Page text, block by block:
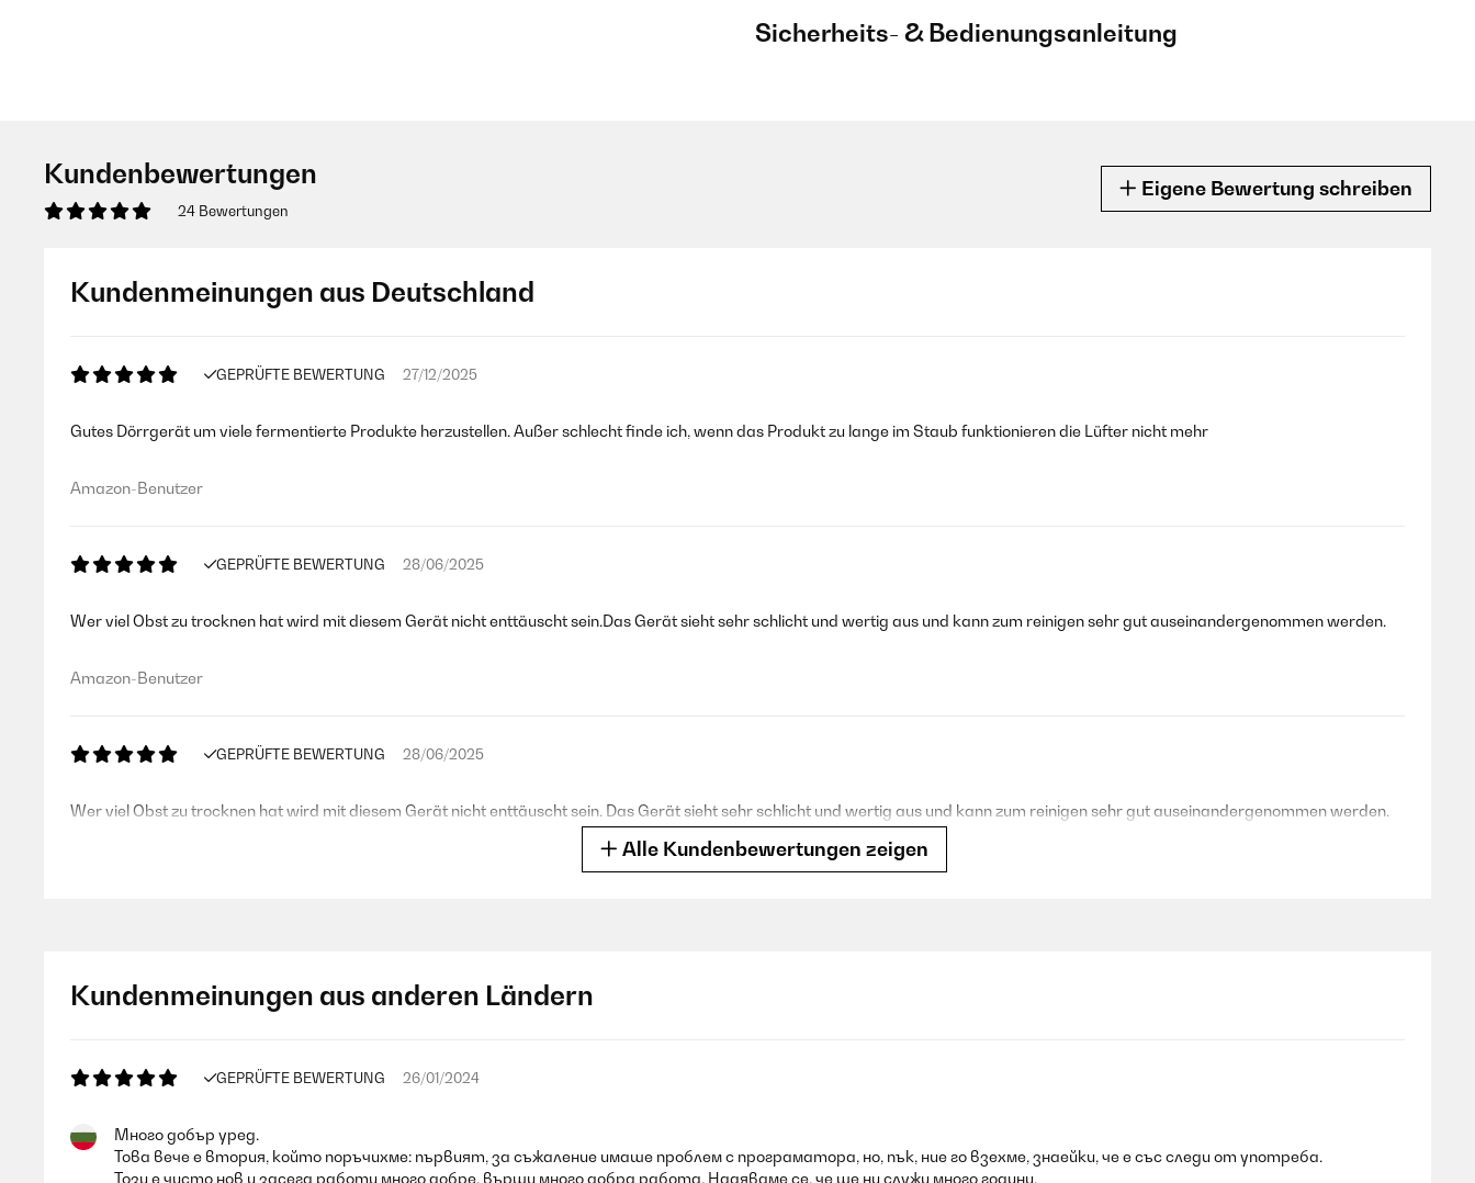
Sicherheits- & Bedienungsanleitung
Kundenbewertungen
24 Bewertungen
Eigene Bewertung schreiben
Kundenmeinungen aus Deutschland
GEPRÜFTE BEWERTUNG 27/12/2025
Gutes Dörrgerät um viele fermentierte Produkte herzustellen. Außer schlecht finde ich, wenn das Produkt zu lange im Staub funktionieren die Lüfter nicht mehr
Amazon-Benutzer
GEPRÜFTE BEWERTUNG 28/06/2025
Wer viel Obst zu trocknen hat wird mit diesem Gerät nicht enttäuscht sein.Das Gerät sieht sehr schlicht und wertig aus und kann zum reinigen sehr gut auseinandergenommen werden.
Amazon-Benutzer
GEPRÜFTE BEWERTUNG 28/06/2025
Wer viel Obst zu trocknen hat wird mit diesem Gerät nicht enttäuscht sein. Das Gerät sieht sehr schlicht und wertig aus und kann zum reinigen sehr gut auseinandergenommen werden.
Sehr gutes Gerät - einfach und robust konstruiert. 16 Fächer sind für meine Zwecke ausreichend. Ich nutze das Gerät zwar privat, aber häufig, da ich zum Einen mein Gemüsebrühe
GEPRÜFTE BEWERTUNG 01/06/2024
Alle Kundenbewertungen zeigen
Kundenmeinungen aus anderen Ländern
GEPRÜFTE BEWERTUNG 26/01/2024
Много добър уред.
Това вече е втория, който поръчихме: първият, за съжаление имаше проблем с програматора, но, пък, ние го взехме, знаейки, че е със следи от употреба.
Този е чисто нов и засега работи много добре, върши много добра работа. Надяваме се, че ще ни служи много години.